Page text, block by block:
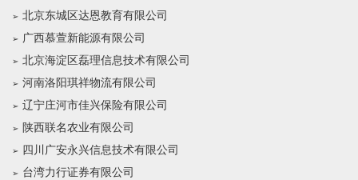
北京东城区达恩教育有限公司
广西慕萱新能源有限公司
北京海淀区磊理信息技术有限公司
河南洛阳琪祥物流有限公司
辽宁庄河市佳兴保险有限公司
陕西联名农业有限公司
四川广安永兴信息技术有限公司
台湾力行证券有限公司